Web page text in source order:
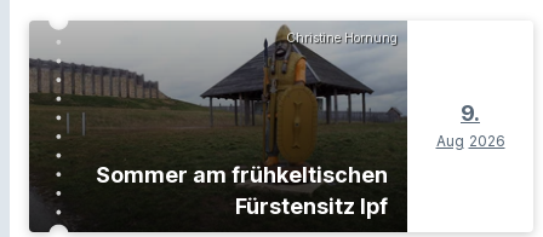
Christine Hornung
Sommer am frühkeltischen
Fürstensitz Ipf
9.
Aug 2026